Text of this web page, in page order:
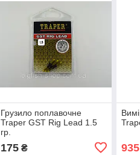
Грузило поплавочне
Traper GST Rig Lead 1.5
гр.
175₴ 935